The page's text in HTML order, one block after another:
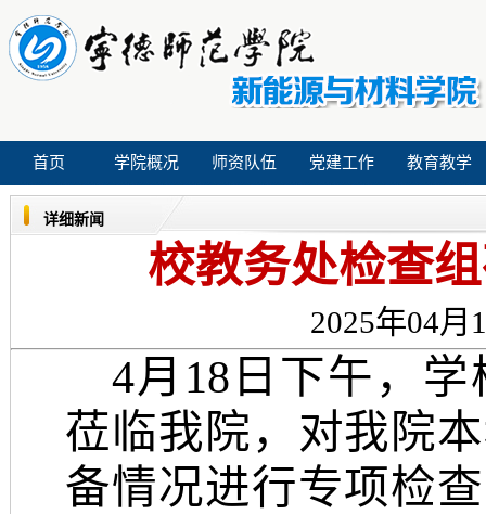
首页 学院概况 师资队伍 党建工作 教育教学
详细新闻
校教务处检查
2025年04月
4月 18日下午，
莅临我院，对我院
备情况进行专项检